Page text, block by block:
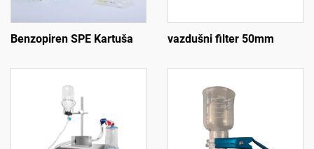
Benzopiren SPE Kartuša vazdušni filter 50mm